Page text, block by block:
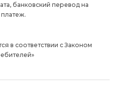
банковский перевод на
в соответствии с Законом